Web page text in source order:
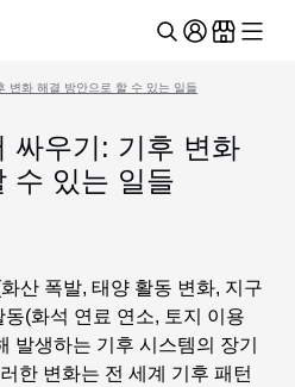
변화 해결 방안으로 할 수 있는 일들
싸우기: 기후 변화
수 있는 일들
산 폭발, 태양 활동 변화, 지구
(화석 연료 연소, 토지 이용
발생하는 기후 시스템의 장기
한 변화는 전 세계 기후 패턴